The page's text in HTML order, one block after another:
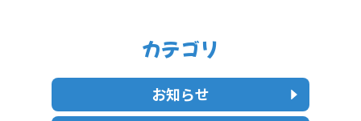
カテゴリ
お知らせ